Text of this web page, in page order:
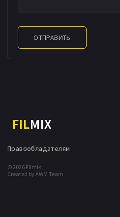
ОТПРАВИТЬ
FILMIX
© 2026 Filmix
Created by AWM Team
Правообладателям